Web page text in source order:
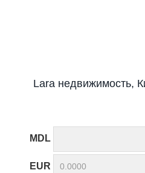
Lara недвижимость,
MDL
EUR